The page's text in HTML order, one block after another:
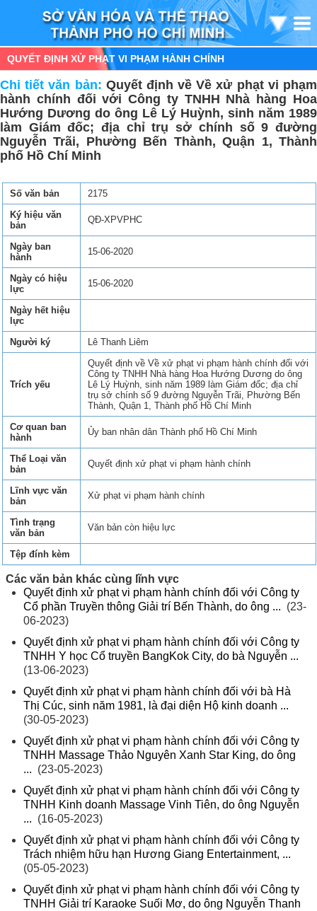
QUYẾT ĐỊNH XỬ PHẠT VI PHẠM HÀNH CHÍNH
Chi tiết văn bản: Quyết định về Về xử phạt vi phạm
hành chính đối với Công ty TNHH Nhà hàng Hoa
Hướng Dương do ông Lê Lý Huỳnh, sinh năm 1989
làm Giám đốc; địa chỉ trụ sở chính số 9 đường
Nguyễn Trãi, Phường Bến Thành, Quận 1, Thành
phố Hồ Chí Minh
Số văn bản
2175
Ký hiệu văn
bản
QĐ-XPVPHC
Ngày ban
hành
15-06-2020
Ngày có hiệu
lực
15-06-2020
Ngày hết hiệu
lực
Người ký
Lê Thanh Liêm
Trích yếu
Quyết định về Về xử phạt vi phạm hành chính đối với
Công ty TNHH Nhà hàng Hoa Hướng Dương do ông
Lê Lý Huỳnh, sinh năm 1989 làm Giám đốc; địa chỉ
trụ sở chính số 9 đường Nguyễn Trãi, Phường Bến
Thành, Quận 1, Thành phố Hồ Chí Minh
Cơ quan ban
hành
Ủy ban nhân dân Thành phố Hồ Chí Minh
Thể Loại văn
bản
Quyết định xử phạt vi phạm hành chính
Lĩnh vực văn
bản
Xử phạt vi phạm hành chính
Tình trạng
văn bản
Văn bản còn hiệu lực
Tệp đính kèm
Các văn bản khác cùng lĩnh vực
Quyết định xử phạt vi phạm hành chính đối với Công ty
Cổ phần Truyền thông Giải trí Bến Thành, do ông ... (23-
06-2023)
Quyết định xử phạt vi phạm hành chính đối với Công ty
TNHH Y học Cổ truyền BangKok City, do bà Nguyễn ...
(13-06-2023)
Quyết định xử phạt vi phạm hành chính đối với bà Hà
Thị Cúc, sinh năm 1981, là đại diện Hộ kinh doanh ...
(30-05-2023)
Quyết định xử phạt vi phạm hành chính đối với Công ty
TNHH Massage Thảo Nguyên Xanh Star King, do ông
... (23-05-2023)
Quyết định xử phạt vi phạm hành chính đối với Công ty
TNHH Kinh doanh Massage Vinh Tiên, do ông Nguyễn
... (16-05-2023)
Quyết định xử phạt vi phạm hành chính đối với Công ty
Trách nhiệm hữu hạn Hương Giang Entertainment, ...
(05-05-2023)
Quyết định xử phạt vi phạm hành chính đối với Công ty
TNHH Giải trí Karaoke Suối Mơ, do ông Nguyễn Thanh